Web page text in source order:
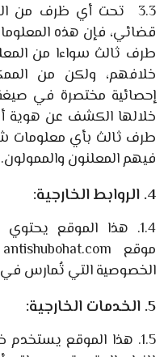
3.3 تحت أي ظرف من
قضائي، فإن هذه
طرف ثالث سواءا من
خلافهم، ولكن من
إحصائية مختصرة في
خلالها الكشف عن هوية
طرف ثالث بأي معلومات
فيهم المعلنون والممولون.
4. الروابط الخارجية:
1.4. هذا الموقع
الخصوصية التي تُمارس في
5. الخدمات الخارجية:
1.5. هذا الموقع يستخدم